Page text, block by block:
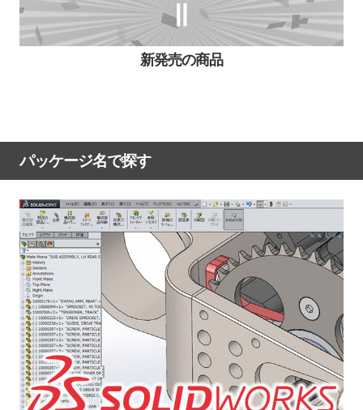
新発売の商品
パッケージ名で探す